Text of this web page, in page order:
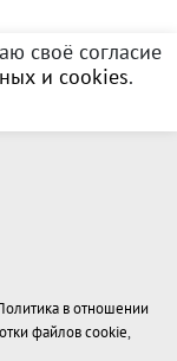
своё согласие
и cookies.
в отношении
файлов cookie,